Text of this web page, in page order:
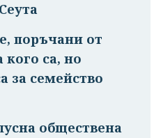
поръчани от
кого са, но
за семейство
обществена